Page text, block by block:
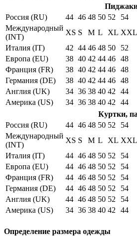
Россия (RU)
44 46 48 50 52 54
Международный
(INT)
XS S M L XL XXL
Италия (IT)
42 44 46 48 50 52
Европа (EU)
38 40 42 44 46 48
Франция (FR)
38 40 42 44 46 48
Германия (DE)
38 40 42 44 46 48
Англия (UK)
34 36 38 40 42 44
Америка (US)
34 36 38 40 42 44
Куртки,
Россия (RU)
44 46 48 50 52 54
Международный
(INT)
XS S M L XL XXL
Италия (IT)
44 46 48 50 52 54
Европа (EU)
44 46 48 50 52 54
Франция (FR)
44 46 48 50 52 54
Германия (DE)
44 46 48 50 52 54
Англия (UK)
44 46 48 50 52 54
Америка (US)
34 36 38 40 42 44
Определение размера одежды